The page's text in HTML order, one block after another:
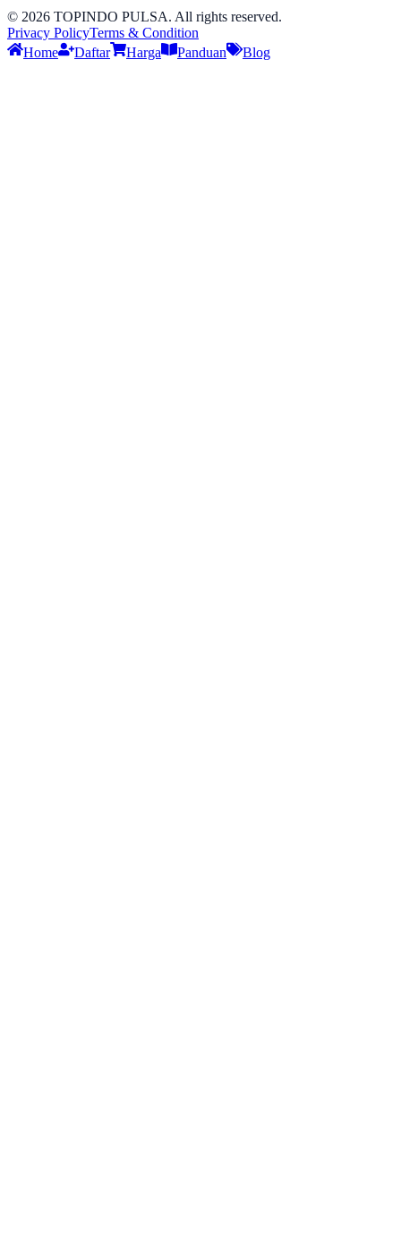
© 2026 TOPINDO PULSA. All rights reserved.
Privacy PolicyTerms & Condition
Home
Daftar Harga Panduan Blog